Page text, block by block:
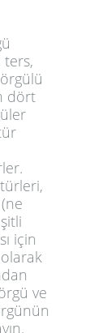
ters,
dört
için
ve